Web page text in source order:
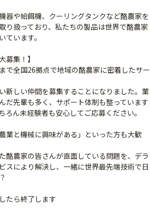
器や給餌機、クーリングタンクなど酪農家を
り扱っており、私たちの製品は世界で酪農家
ています。
募集！】
で全国26拠点で地域の酪農家に密着したサー
新しい仲間を募集することになりました。業
だ先輩も多く、サポート体制も整っています
ろん未経験者も安心してご応募ください。
業と機械に興味がある」といった方も大歓
酪農家の皆さんが直面している問題を、デラ
スにより解決し、一緒に世界最先端技術で日
たら終了します